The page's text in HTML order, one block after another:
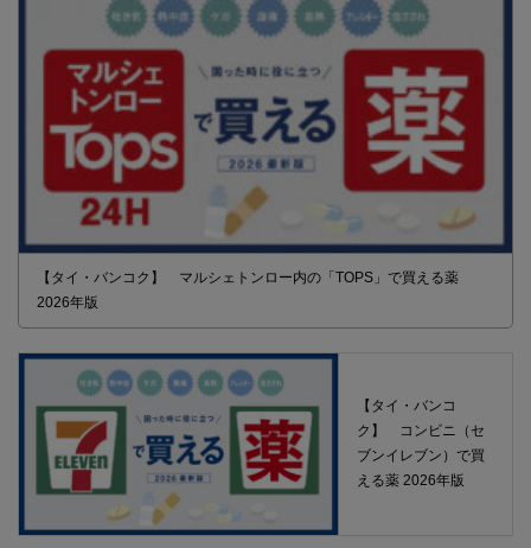
【タイ・バンコク】 マルシェトンロー内の「TOPS」で買える薬
2026年版
【タイ・バンコ
ク】 コンビニ（セ
ブンイレブン）で買
える薬 2026年版